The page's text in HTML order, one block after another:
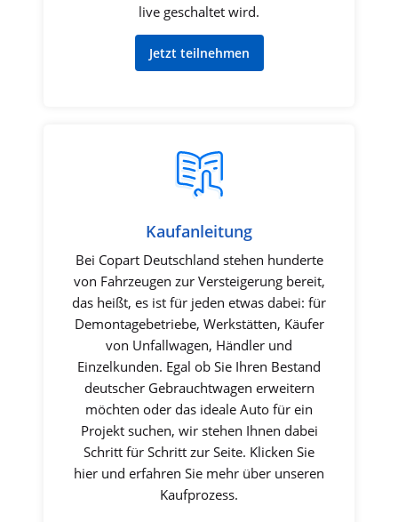
live geschaltet wird.
Jetzt teilnehmen
Kaufanleitung
Bei Copart Deutschland stehen hunderte
von Fahrzeugen zur Versteigerung bereit,
das heißt, es ist für jeden etwas dabei: für
Demontagebetriebe, Werkstätten, Käufer
von Unfallwagen, Händler und
Einzelkunden. Egal ob Sie Ihren Bestand
deutscher Gebrauchtwagen erweitern
möchten oder das ideale Auto für ein
Projekt suchen, wir stehen Ihnen dabei
Schritt für Schritt zur Seite. Klicken Sie
hier und erfahren Sie mehr über unseren
Kaufprozess.